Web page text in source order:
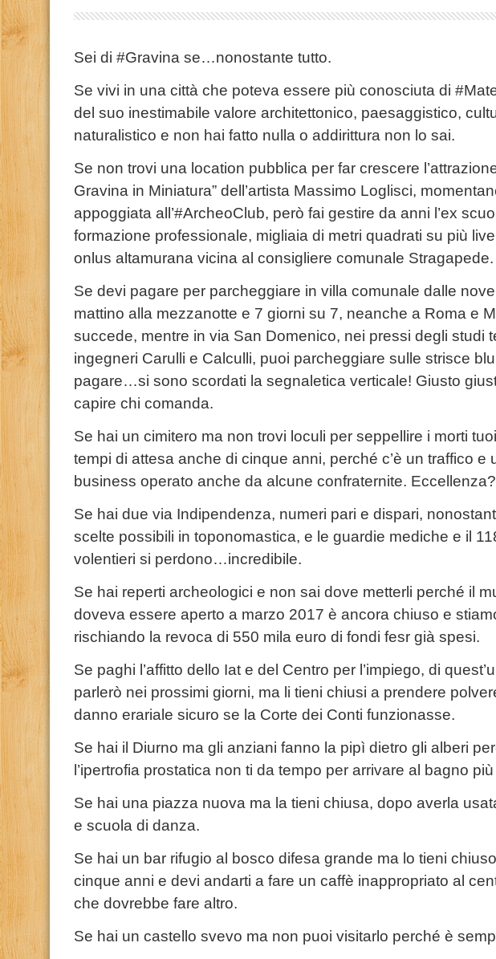
Sei di #Gravina se…nonostante tutto.
Se vivi in una città che poteva essere più conosciuta di
del suo inestimabile valore architettonico, paesaggistico,
naturalistico e non hai fatto nulla o addirittura non lo sai.
Se non trovi una location pubblica per far crescere
Gravina in Miniatura” dell’artista Massimo Loglisci,
appoggiata all’#ArcheoClub, però fai gestire da anni l’ex
formazione professionale, migliaia di metri quadrati su più
onlus altamurana vicina al consigliere comunale Stragapede.
Se devi pagare per parcheggiare in villa comunale dalle nove
mattino alla mezzanotte e 7 giorni su 7, neanche a Roma e
succede, mentre in via San Domenico, nei pressi degli studi
ingegneri Carulli e Calculli, puoi parcheggiare sulle strisce
pagare…si sono scordati la segnaletica verticale! Giusto
capire chi comanda.
Se hai un cimitero ma non trovi loculi per seppellire i morti
tempi di attesa anche di cinque anni, perché c’è un traffico e
business operato anche da alcune confraternite.
Se hai due via Indipendenza, numeri pari e dispari,
scelte possibili in toponomastica, e le guardie mediche e il
volentieri si perdono…incredibile.
Se hai reperti archeologici e non sai dove metterli perché il
doveva essere aperto a marzo 2017 è ancora chiuso e
rischiando la revoca di 550 mila euro di fondi fesr già spesi.
Se paghi l’affitto dello Iat e del Centro per l’impiego, di
parlerò nei prossimi giorni, ma li tieni chiusi a prendere
danno erariale sicuro se la Corte dei Conti funzionasse.
Se hai il Diurno ma gli anziani fanno la pipì dietro gli alberi
l’ipertrofia prostatica non ti da tempo per arrivare al bagno
Se hai una piazza nuova ma la tieni chiusa, dopo averla
e scuola di danza.
Se hai un bar rifugio al bosco difesa grande ma lo tieni
cinque anni e devi andarti a fare un caffè inappropriato al
che dovrebbe fare altro.
Se hai un castello svevo ma non puoi visitarlo perché è